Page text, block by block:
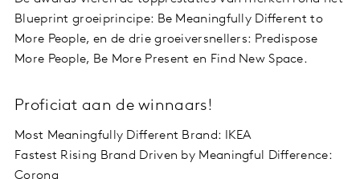
Blueprint groeiprincipe: Be Meaningfully Different to
More People, en de drie groeiversnellers: Predispose
More People, Be More Present en Find New Space.
Proficiat aan de winnaars!
Most Meaningfully Different Brand: IKEA
Fastest Rising Brand Driven by Meaningful Difference:
Corona